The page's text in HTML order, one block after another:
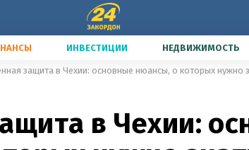
ИНВЕСТИЦИИ НЕДВИЖИМОСТЬ
защита в Чехии: основные нюансы, о которых нужно
в Чехии: